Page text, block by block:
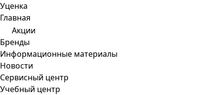
Уценка
Главная
Акции
Бренды
Информационные материалы
Новости
Сервисный центр
Учебный центр